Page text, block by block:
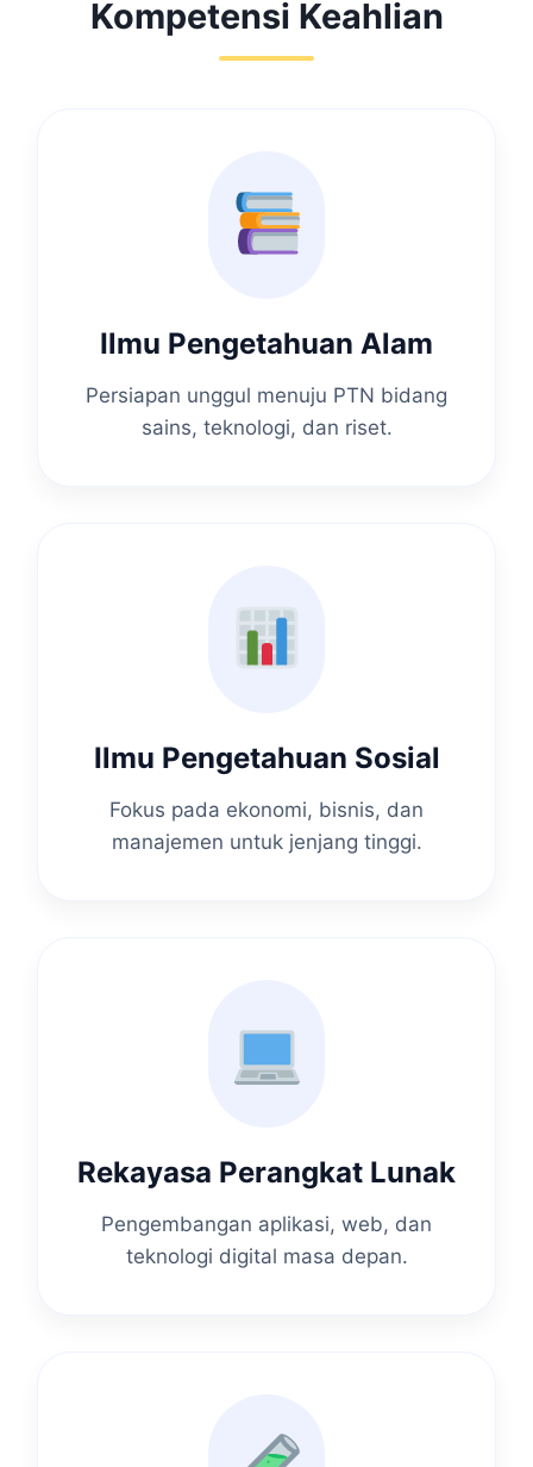
Kompetensi Keahlian
Ilmu Pengetahuan Alam
Persiapan unggul menuju PTN bidang
sains, teknologi, dan riset.
Ilmu Pengetahuan Sosial
Fokus pada ekonomi, bisnis, dan
manajemen untuk jenjang tinggi.
Rekayasa Perangkat Lunak
Pengembangan aplikasi, web, dan
teknologi digital masa depan.